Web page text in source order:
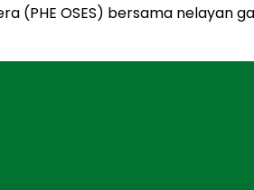
(PHE OSES) bersama nelayan